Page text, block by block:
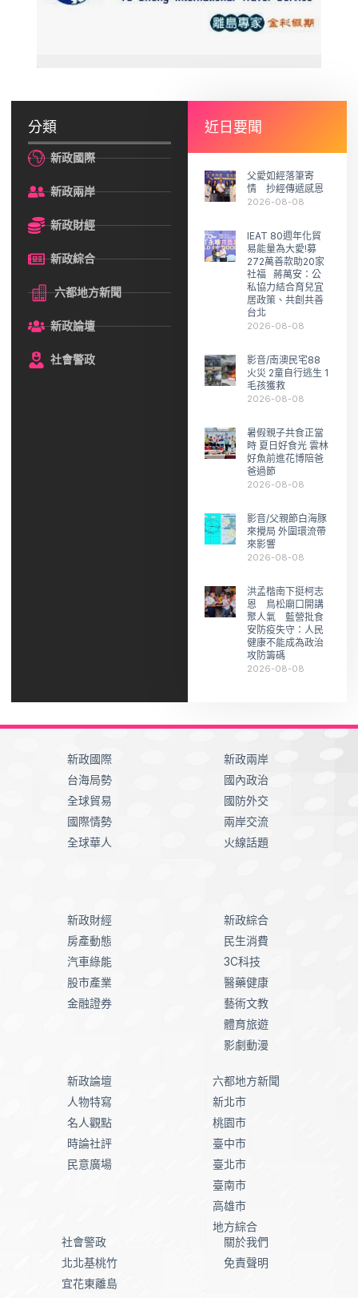
分類
新政國際
新政兩岸
新政財經
新政綜合
六都地方新聞
新政論壇
社會警政
近日要聞
父愛如經落筆寄
情 抄經傳遞感恩
2026-08-08
IEAT 80週年化貿
易能量為大愛!募
272萬善款助20家
社福 蔣萬安：公
私協力結合育兒宜
居政策、共創共善
台北
2026-08-08
影音/南澳民宅88
火災 2童自行逃生 1
毛孩獲救
2026-08-08
暑假親子共食正當
時 夏日好食光 雲林
好魚前進花博陪爸
爸過節
2026-08-08
影音/父親節白海豚
來攪局 外圍環流帶
來影響
2026-08-08
洪孟楷南下挺柯志
恩 鳥松廟口開講
聚人氣 藍營批食
安防疫失守：人民
健康不能成為政治
攻防籌碼
2026-08-08
新政國際
台海局勢
全球貿易
國際情勢
全球華人
新政兩岸
國內政治
國防外交
兩岸交流
火線話題
新政財經
房產動態
汽車綠能
股市產業
金融證券
新政綜合
民生消費
3C科技
醫藥健康
藝術文教
體育旅遊
影劇動漫
新政論壇
人物特寫
名人觀點
時論社評
民意廣場
六都地方新聞
新北市
桃園市
臺中市
臺北市
臺南市
高雄市
地方綜合
社會警政
北北基桃竹
宜花東離島
關於我們
免責聲明